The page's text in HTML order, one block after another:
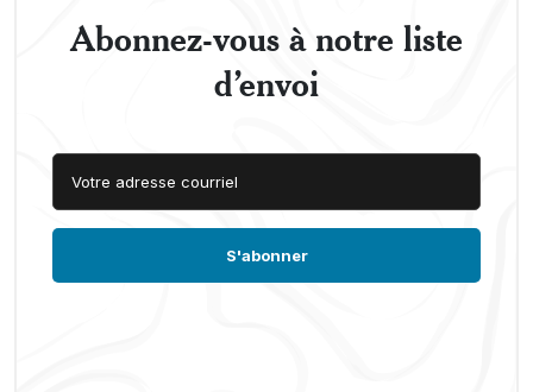
Abonnez-vous à notre liste
d’envoi